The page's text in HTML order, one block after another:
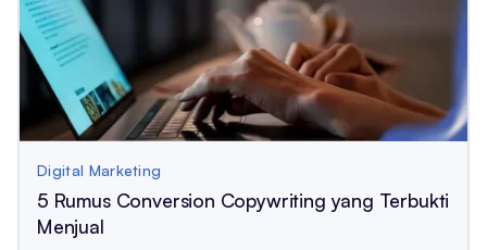
Digital Marketing
5 Rumus Conversion Copywriting yang Terbukti
Menjual